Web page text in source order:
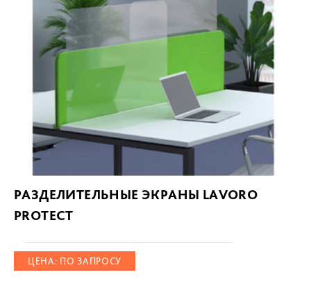
РАЗДЕЛИТЕЛЬНЫЕ ЭКРАНЫ LAVORO
PROTECT
ЦЕНА: ПО ЗАПРОСУ